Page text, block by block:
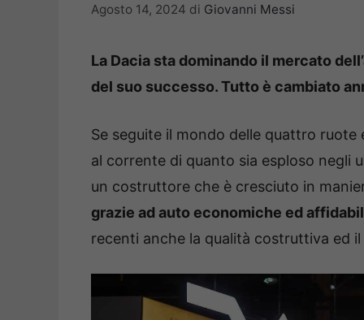
Agosto 14, 2024 di Giovanni Messi
La Dacia sta dominando il mercato
del suo successo. Tutto è cambiato
Se seguite il mondo delle quattro
al corrente di quanto sia esploso negli
un costruttore che è cresciuto in
grazie ad auto economiche ed
recenti anche la qualità costruttiva ed